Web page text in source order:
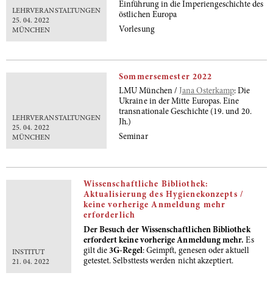
LEHRVERANSTALTUNGEN
25. 04. 2022
MÜNCHEN
Einführung in die Imperiengeschichte des
östlichen Europa
Vorlesung
LEHRVERANSTALTUNGEN
25. 04. 2022
MÜNCHEN
Sommersemester 2022
LMU München /Jana Osterkamp: Die
Ukraine in der Mitte Europas. Eine
transnationale Geschichte (19. und 20.
Jh.)
Seminar
INSTITUT
21. 04. 2022
Wissenschaftliche Bibliothek:
Aktualisierung des Hygienekonzepts /
keine vorherige Anmeldung mehr
erforderlich
Der Besuch der Wissenschaftlichen Bibliothek
erfordert keine vorherige Anmeldung mehr. Es
gilt die3G-Regel: Geimpft, genesen oder aktuell
getestet. Selbsttests werden nicht akzeptiert.